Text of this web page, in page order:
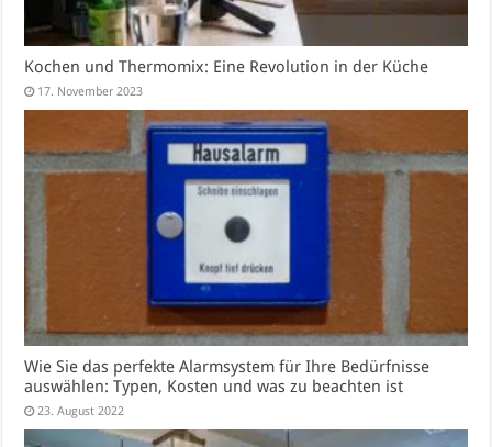
Kochen und Thermomix: Eine Revolution in der Küche
17. November 2023
Wie Sie das perfekte Alarmsystem für Ihre Bedürfnisse
auswählen: Typen, Kosten und was zu beachten ist
23. August 2022